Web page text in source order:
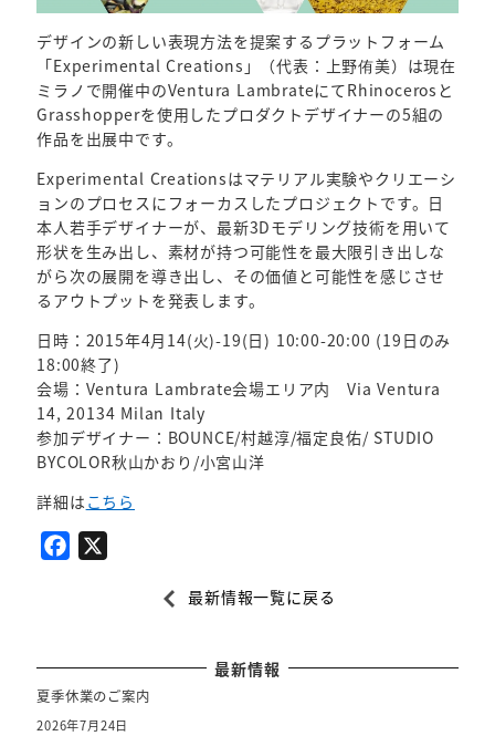
デザインの新しい表現方法を提案するプラットフォーム
「Experimental Creations」（代表：上野侑美）は現在
ミラノで開催中のVentura LambrateにてRhinocerosと
Grasshopperを使用したプロダクトデザイナーの5組の
作品を出展中です。
Experimental Creationsはマテリアル実験やクリエーシ
ョンのプロセスにフォーカスしたプロジェクトです。日
本人若手デザイナーが、最新3Dモデリング技術を用いて
形状を生み出し、素材が持つ可能性を最大限引き出しな
がら次の展開を導き出し、その価値と可能性を感じさせ
るアウトプットを発表します。
日時：2015年4月14(火)-19(日) 10:00-20:00 (19日のみ
18:00終了)
会場：Ventura Lambrate会場エリア内 Via Ventura
14, 20134 Milan Italy
参加デザイナー：BOUNCE/村越淳/福定良佑/ STUDIO
BYCOLOR秋山かおり/小宮山洋
詳細は こちら
b
o
o
最新情報一覧に戻る
最新情報
夏季休業のご案内
2026年7月24日